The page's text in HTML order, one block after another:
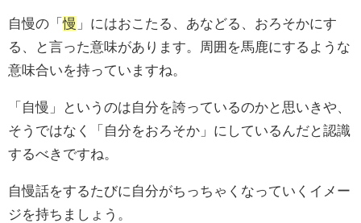
自慢の「慢 」にはおこたる、あなどる、おろそかにす
る、と言った意味があります。周囲を馬鹿にするような
意味合いを持っていますね。
「自慢」というのは自分を誇っているのかと思いきや、
そうではなく「自分をおろそか」にしているんだと認識
するべきですね。
自慢話をするたびに自分がちっちゃくなっていくイメー
ジを持ちましょう。